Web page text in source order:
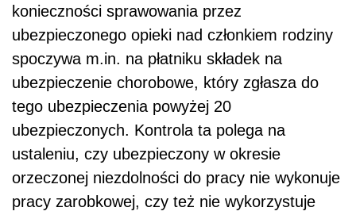
konieczności sprawowania przez
ubezpieczonego opieki nad członkiem rodziny
spoczywa m.in. na płatniku składek na
ubezpieczenie chorobowe, który zgłasza do
tego ubezpieczenia powyżej 20
ubezpieczonych. Kontrola ta polega na
ustaleniu, czy ubezpieczony w okresie
orzeczonej niezdolności do pracy nie wykonuje
pracy zarobkowej, czy też nie wykorzystuje